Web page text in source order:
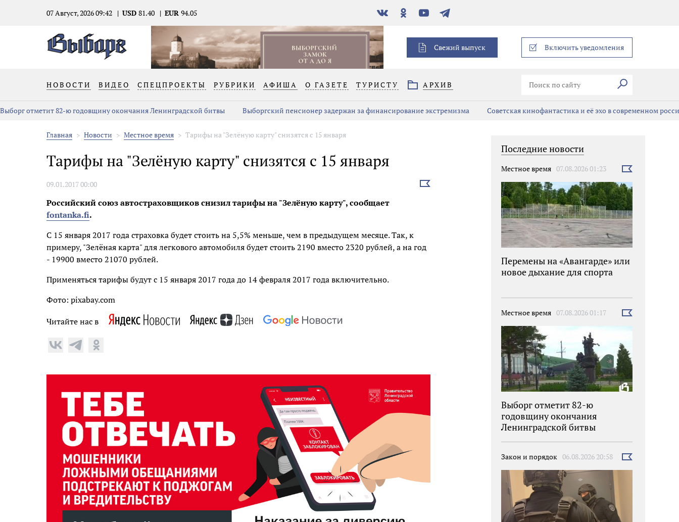
07 Август, 2026 09:42 USD 81.40 EUR 94.05
В
контакте
Одноклассники
YouTubeТелеграм
Свежий выпуск Включить уведомления
НОВОСТИ ВИДЕО СПЕЦПРОЕКТЫ РУБРИКИ АФИША О ГАЗЕТЕ ТУРИСТУ АРХИВ Искать
Выборг отметит 82-ю годовщину окончания Ленинградской битвы Выборгский пенсионер задержан за финансирование экстремизма Советская кинофантастика и её эхо в современном
Главная Новости Местное время Тарифы на "Зелёную карту" снизятся с 15 января
Тарифы на "Зелёную карту" снизятся с 15 января
09.01.2017 00:00
Выбрать
Российский союз автостраховщиков снизил тарифы на "Зелёную карту", сообщает
fontanka.fi.
С 15 января 2017 года страховка будет стоить на 5,5% меньше, чем в предыдущем месяце. Так, к
примеру, "Зелёная карта" для легкового автомобиля будет стоить 2190 вместо 2320 рублей, а на год
- 19900 вместо 21070 рублей.
Применяться тарифы будут с 15 января 2017 года до 14 февраля 2017 года включительно.
Фото: pixabay.com
Читайте нас в
Последние новости
Местное время 07.08.2026 01:23
Выбрать
Перемены на «Авангарде» или
новое дыхание для спорта
Местное время 07.08.2026 01:17
Выбрать
Выборг отметит 82-ю
годовщину окончания
Ленинградской битвы
Закон и порядок 06.08.2026 20:58
Выбрать